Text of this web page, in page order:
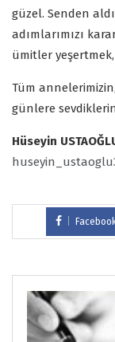
güzel. Senden
adımlarımızı
ümitler
Tüm
günlere
Hüseyin